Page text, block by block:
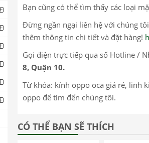
Bạn cũng có thể tìm thấy các loại
Đừng ngần ngại liên hệ với chúng
thêm thông tin chi tiết và đặt hàng!
Gọi điện trực tiếp qua số Hotline /
8, Quận 10.
Từ khóa: kính oppo oca giá rẻ, linh
oppo để tìm đến chúng tôi.
CÓ THỂ BẠN SẼ THÍCH